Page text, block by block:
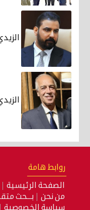
روابط هامة
الصفحة الرئيسية
من نحن
بـــحث
سياسة الخصوصية